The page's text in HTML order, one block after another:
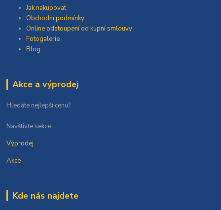
Jak nakupovat
Obchodní podmínky
Online odstoupení od kupní smlouvy
Fotogalerie
Blog
Akce a výprodej
Hledáte nejlepší cenu?
Navštivte sekce:
Výprodej
Akce
Kde nás najdete